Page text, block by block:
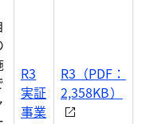
R3
実証
事業
R3（PDF：
2,358KB）